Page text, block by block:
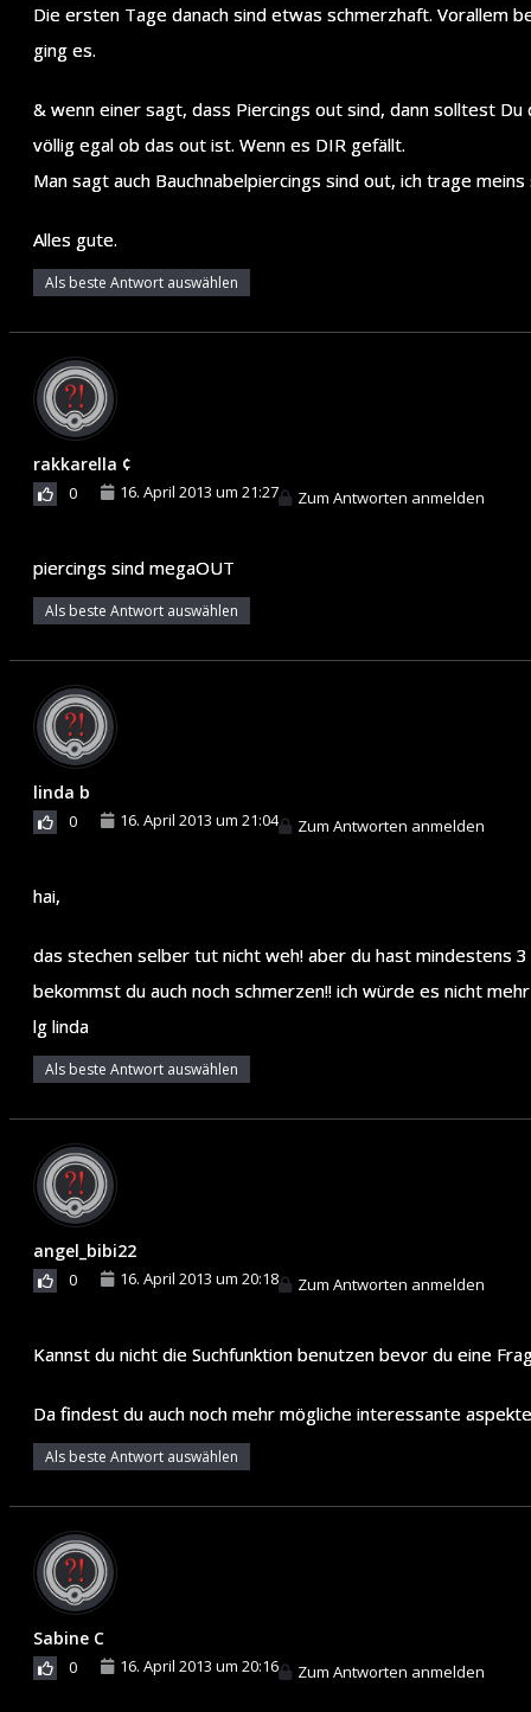
Die ersten Tage danach sind etwas schmerzhaft. Vorallem
ging es.
& wenn einer sagt, dass Piercings out sind, dann solltest
völlig egal ob das out ist. Wenn es DIR gefällt.
Man sagt auch Bauchnabelpiercings sind out, ich trage
Alles gute.
Als beste Antwort auswählen
rakkarella ¢
0 16. April 2013 um 21:27 Zum Antworten anmelden
piercings sind megaOUT
Als beste Antwort auswählen
linda b
0 16. April 2013 um 21:04 Zum Antworten anmelden
hai,
das stechen selber tut nicht weh! aber du hast mindestens
bekommst du auch noch schmerzen!! ich würde es nicht
lg linda
Als beste Antwort auswählen
angel_bibi22
0 16. April 2013 um 20:18 Zum Antworten anmelden
Kannst du nicht die Suchfunktion benutzen bevor du eine
Da findest du auch noch mehr mögliche interessante
Als beste Antwort auswählen
Sabine C
0 16. April 2013 um 20:16 Zum Antworten anmelden